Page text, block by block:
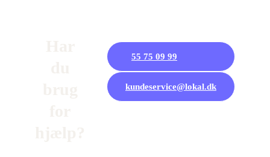
55 75 09 99
kundeservice@lokal.dk